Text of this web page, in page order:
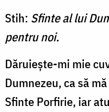
Stih: Sfinte al lui
pentru noi.
Dăruiește-mi mie
Dumnezeu, ca să
Sfinte Porfirie, iar